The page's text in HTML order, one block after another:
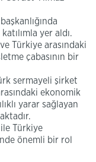
yer aldı.
Türkiye arasındaki
çabasının bir
sermayeli şirket
ekonomik
yarar sağlayan
Türkiye
önemli bir rol